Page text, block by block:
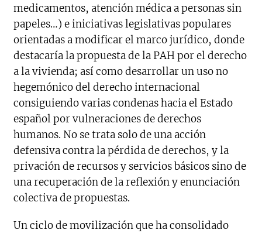
medicamentos, atención médica a personas sin
papeles…) e iniciativas legislativas populares
orientadas a modificar el marco jurídico, donde
destacaría la propuesta de la PAH por el derecho
a la vivienda; así como desarrollar un uso no
hegemónico del derecho internacional
consiguiendo varias condenas hacia el Estado
español por vulneraciones de derechos
humanos. No se trata solo de una acción
defensiva contra la pérdida de derechos, y la
privación de recursos y servicios básicos sino de
una recuperación de la reflexión y enunciación
colectiva de propuestas.
Un ciclo de movilización que ha consolidado